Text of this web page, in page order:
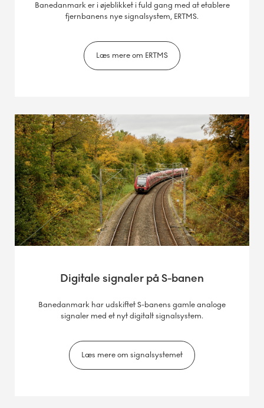
Banedanmark er i øjeblikket i fuld gang med at etablere
fjernbanens nye signalsystem, ERTMS.
Læs mere om ERTMS
Digitale signaler på S-banen
Banedanmark har udskiftet S-banens gamle analoge
signaler med et nyt digitalt signalsystem.
Læs mere om signalsystemet